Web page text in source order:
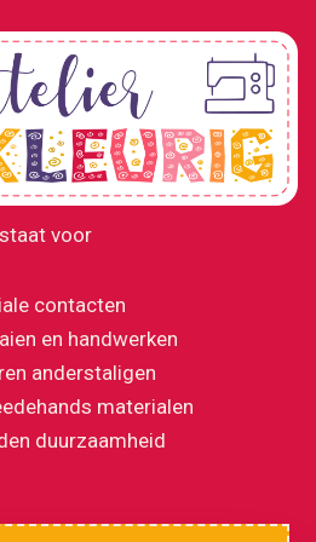
staat voor
contacten
en handwerken
anderstaligen
materialen
duurzaamheid